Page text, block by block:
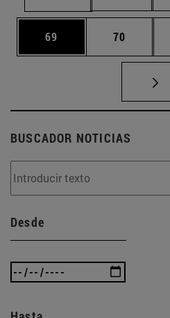
Página
69 Página
70
BUSCADOR NOTICIAS
Desde